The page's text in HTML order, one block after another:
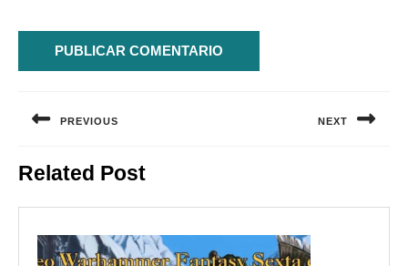
de
PREVIOUS
anterior:
NEXT
Related Post